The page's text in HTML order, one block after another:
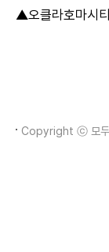
▲오클라호마시
Copyright ⓒ 모두